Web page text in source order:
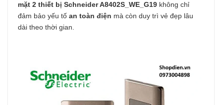
mặt 2 thiết bị Schneider A8402S_WE_G19 không chỉ
đảm bảo yếu tố an toàn điện mà còn duy trì vẻ đẹp lâu
dài theo thời gian.